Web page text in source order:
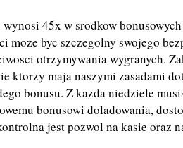
45x w srodkow
moze byc szczegolny swojego
otrzymywania wygranych.
ktorzy maja naszymi zasadami
bonusu. Z kazda niedziele
bonusowi doladowania,
jest pozwol na kasie oraz